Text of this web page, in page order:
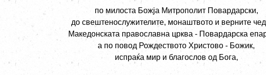
по милоста Божја Митрополит Повардарски,
до свештенослужителите, монаштвото и верните
Македонската православна црква - Повардарска
а по повод Рождеството Христово - Божик,
испраќа мир и благослов од Бога,